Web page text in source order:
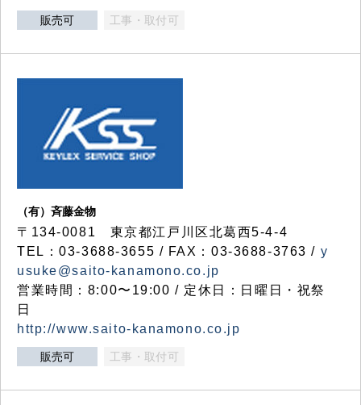
販売可 工事・取付可
（有）斉藤金物
〒134-0081 東京都江戸川区北葛西5-4-4
TEL：03-3688-3655 / FAX：03-3688-3763 / y
usuke@saito-kanamono.co.jp
営業時間：8:00〜19:00 / 定休日：日曜日・祝祭
日
http://www.saito-kanamono.co.jp
販売可 工事・取付可